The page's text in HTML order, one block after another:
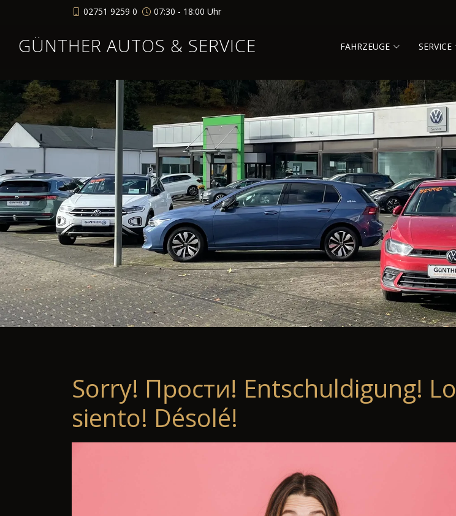
02751 9259 0 07:30 - 18:00 Uhr
GÜNTHER AUTOS & SERVICE FAHRZEUGE SERVICE
Sorry! Прости! Entschuldigung! Lo
siento! Désolé!